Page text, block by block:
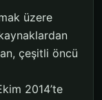
üzere
çeşitli öncü
2014’te